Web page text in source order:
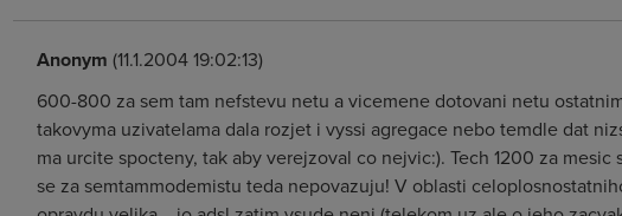
Anonym (11.1.2004 19:02:13)
600-800 za sem tam nefstevu netu a vicemene dotovani netu
takovyma uzivatelama dala rozjet i vyssi agregace nebo temdle dat
ma urcite spocteny, tak aby verejzoval co nejvic:). Tech 1200 za mesic
se za semtammodemistu teda nepovazuju! V oblasti